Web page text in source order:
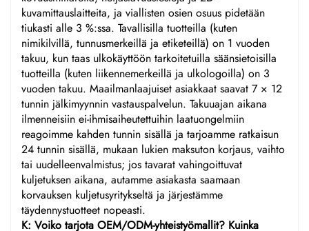
kuvamittauslaitteita, ja viallisten osien osuus pidetään
tiukasti alle 3 %:ssa. Tavallisilla tuotteilla (kuten
nimikilvillä, tunnusmerkeillä ja etiketeillä) on 1 vuoden
takuu, kun taas ulkokäyttöön tarkoitetuilla säänsietoisilla
tuotteilla (kuten liikennemerkeillä ja ulkologoilla) on 3
vuoden takuu. Maailmanlaajuiset asiakkaat saavat 7 × 12
tunnin jälkimyynnin vastauspalvelun. Takuuajan aikana
ilmenneisiin ei-ihmisaiheutettuihin laatuongelmiin
reagoimme kahden tunnin sisällä ja tarjoamme ratkaisun
24 tunnin sisällä, mukaan lukien maksuton korjaus, vaihto
tai uudelleenvalmistus; jos tavarat vahingoittuvat
kuljetuksen aikana, autamme asiakasta saamaan
korvauksen kuljetusyritykseltä ja järjestämme
täydennystuotteet nopeasti.
K: Voiko tarjota OEM/ODM-yhteistyömallit? Kuinka